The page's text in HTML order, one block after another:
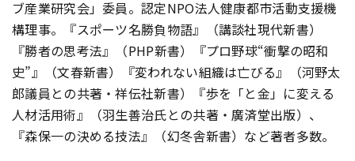
ブ産業研究会」委員。認定NPO法人健康都市活動支援機
構理事。『スポーツ名勝負物語』（講談社現代新書）
『勝者の思考法』（PHP新書）『プロ野球“衝撃の昭和
史”』（文春新書）『変われない組織は亡びる』（河野太
郎議員との共著・祥伝社新書）『歩を「と金」に変える
人材活用術』（羽生善治氏との共著・廣済堂出版）、
『森保一の決める技法』（幻冬舎新書）など著者多数。